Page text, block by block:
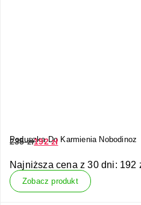
Poduszka Do Karmienia Nobodinoz
235zł192zł
Najniższa cena z 30 dni: 192
Zobacz produkt